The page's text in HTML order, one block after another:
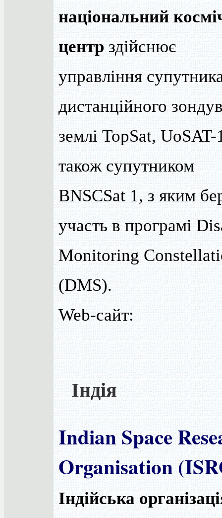
національний
центр здійснює
управління
дистанційного
землі TopSat, UoSAT-
також супутником
BNSCSat 1, з яким
участь в програмі
Monitoring
(DMS).
Web-сайт:
Індія
Indian Space
Organisation
Індійська